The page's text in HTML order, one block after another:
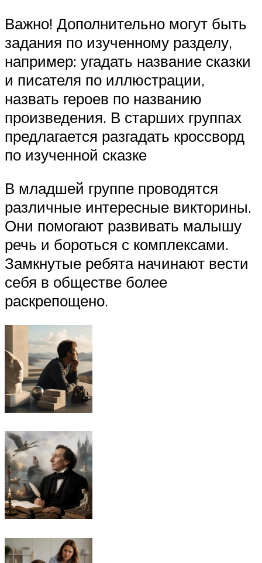
Важно! Дополнительно могут быть
задания по изученному разделу,
например: угадать название сказки
и писателя по иллюстрации,
назвать героев по названию
произведения. В старших группах
предлагается разгадать кроссворд
по изученной сказке
В младшей группе проводятся
различные интересные викторины.
Они помогают развивать малышу
речь и бороться с комплексами.
Замкнутые ребята начинают вести
себя в обществе более
раскрепощено.